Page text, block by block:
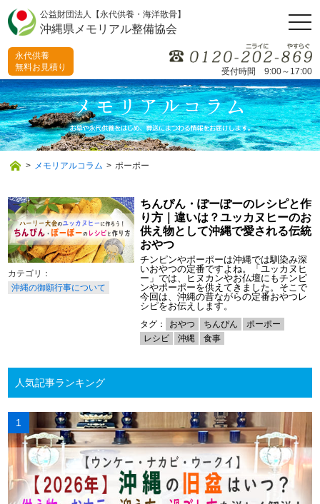
公益財団法人【永代供養・海洋散骨】
沖縄県メモリアル整備協会
受付時間 9:00～17:00
永代供養
無料お見積り
> メモリアルコラム > ポーポー
沖縄の御願行事について
ちんぴん・ぽーぽーのレシピと作
り方｜違いは？ユッカヌヒーのお
供え物として沖縄で愛される伝統
おやつ
チンピンやポーポーは沖縄では馴染み深
いおやつの定番ですよね。「ユッカヌヒ
ー」では、ヒヌカンやお仏壇にもチンピ
ンやポーポーを供えてきました。そこで
今回は、沖縄の昔ながらの定番おやつレ
シピをお伝えします。
タグ： おやつ ちんぴん
ポーポー
レシピ
沖縄 食事
人気記事ランキング